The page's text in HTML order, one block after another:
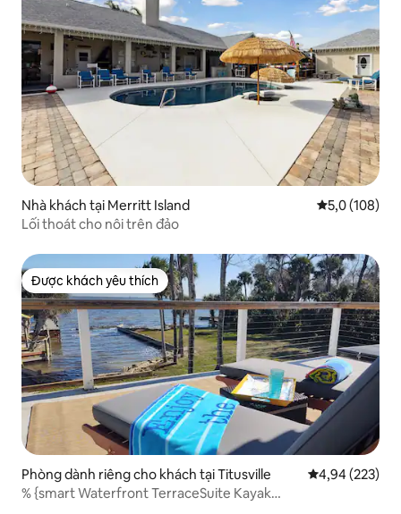
Nhà khách tại Merritt Island Xếp hạng
5,0 (108)
Lối thoát cho nôi trên đảo
Được khách yêu thích
Được khách yêu thích
Phòng dành riêng cho khách tại Titusville Xếp hạng
4,94 (223)
% {smart Waterfront TerraceSuite Kayak